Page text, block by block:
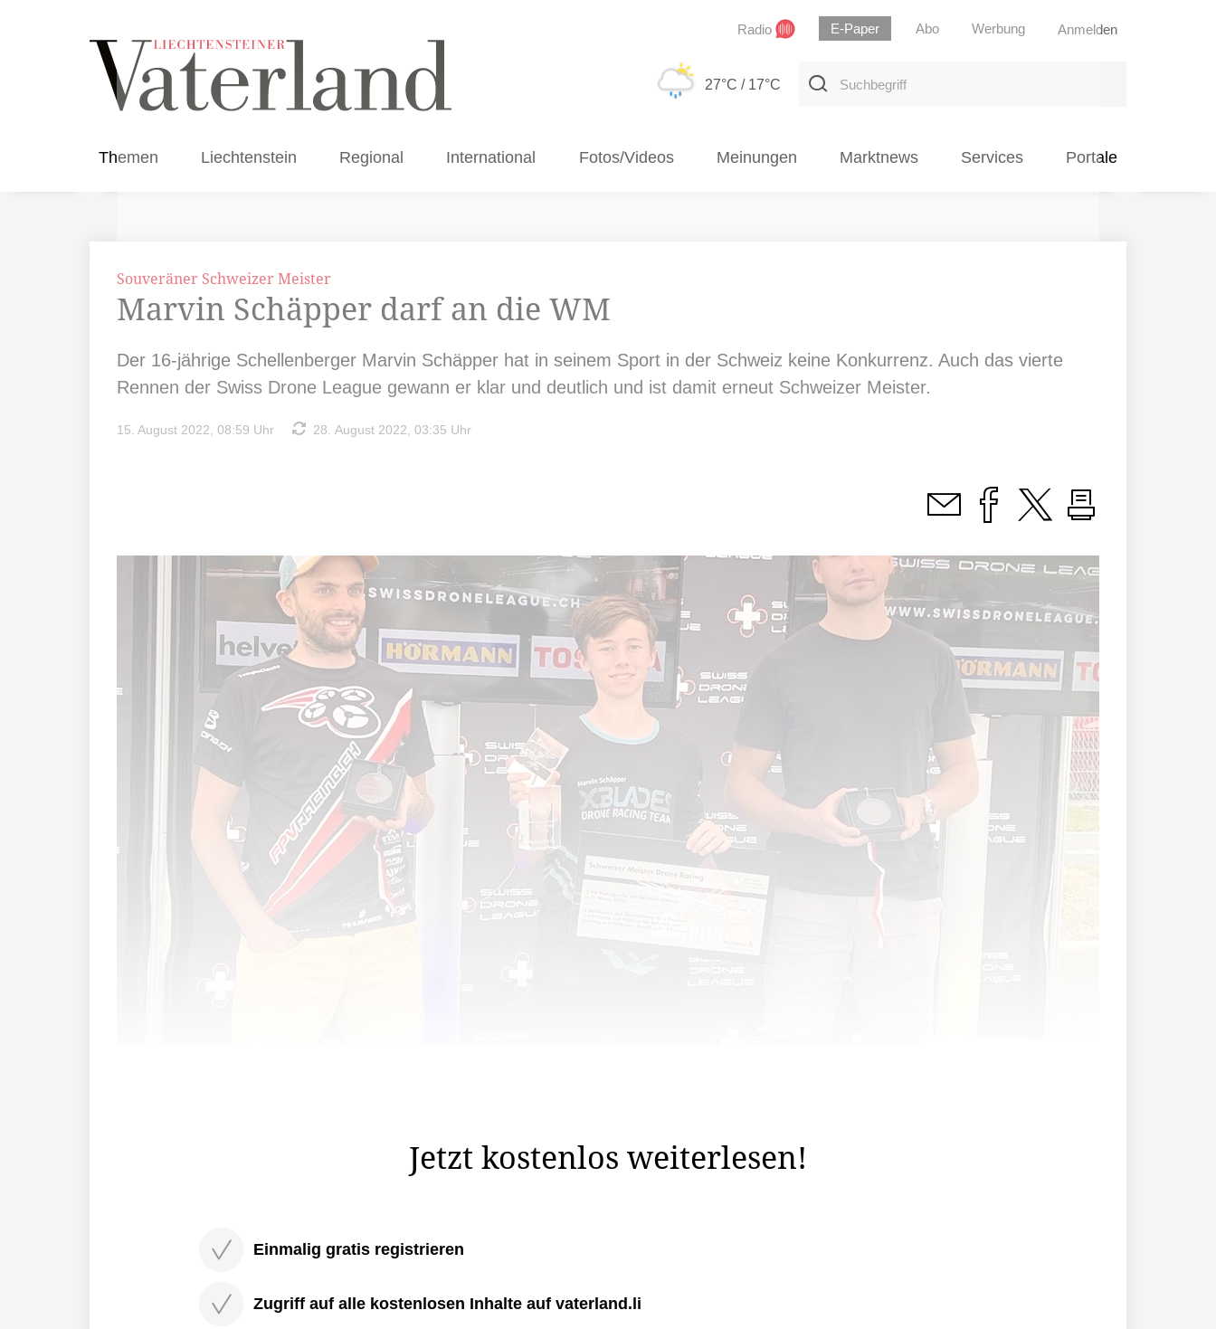
Radio E-Paper Abo Werbung Anmelden
27°C / 17°C
Suchbegriff
Themen Liechtenstein Regional International Fotos/Videos Meinungen Marktnews Services Portale
Souveräner Schweizer Meister
Marvin Schäpper darf an die WM
Der 16-jährige Schellenberger Marvin Schäpper hat in seinem Sport in der Schweiz keine Konkurrenz. Auch das vierte
Rennen der Swiss Drone League gewann er klar und deutlich und ist damit erneut Schweizer Meister.
15. August 2022, 08:59 Uhr 28. August 2022, 03:35 Uhr
Jetzt kostenlos weiterlesen!
Einmalig gratis registrieren
Zugriff auf alle kostenlosen Inhalte auf vaterland.li